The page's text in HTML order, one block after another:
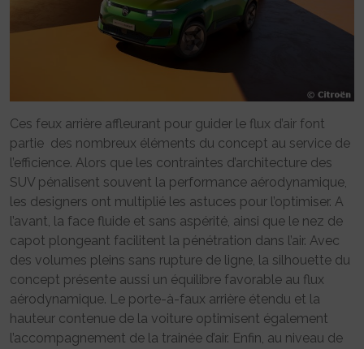
Ces feux arrière affleurant pour guider le flux d’air font
partie des nombreux éléments du concept au service de
l’efficience. Alors que les contraintes d’architecture des
SUV pénalisent souvent la performance aérodynamique,
les designers ont multiplié les astuces pour l’optimiser. A
l’avant, la face fluide et sans aspérité, ainsi que le nez de
capot plongeant facilitent la pénétration dans l’air. Avec
des volumes pleins sans rupture de ligne, la silhouette du
concept présente aussi un équilibre favorable au flux
aérodynamique. Le porte-à-faux arrière étendu et la
hauteur contenue de la voiture optimisent également
l’accompagnement de la trainée d’air. Enfin, au niveau de